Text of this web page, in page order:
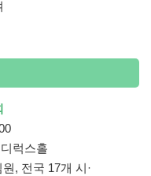
럭스홀
, 전국 17개 시·